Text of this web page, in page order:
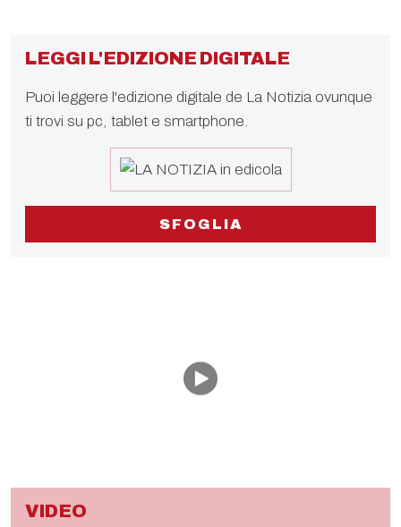
LEGGI L'EDIZIONE DIGITALE
Puoi leggere l'edizione digitale de La Notizia ovunque
ti trovi su pc, tablet e smartphone.
SFOGLIA
VIDEO